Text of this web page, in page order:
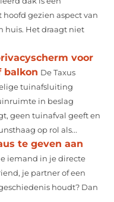
hoofd gezien aspect van
huis. Het draagt niet
voor
balkon De Taxus
tuinafsluiting
in beslag
geen tuinafval geeft en
op rol als...
te geven aan
iemand in je directe
je partner of een
houdt? Dan